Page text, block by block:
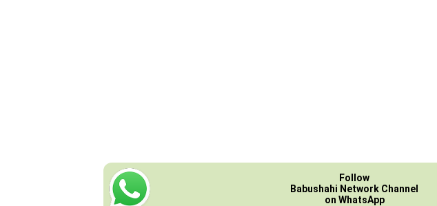
Follow
Babushahi Network Channel
on WhatsApp